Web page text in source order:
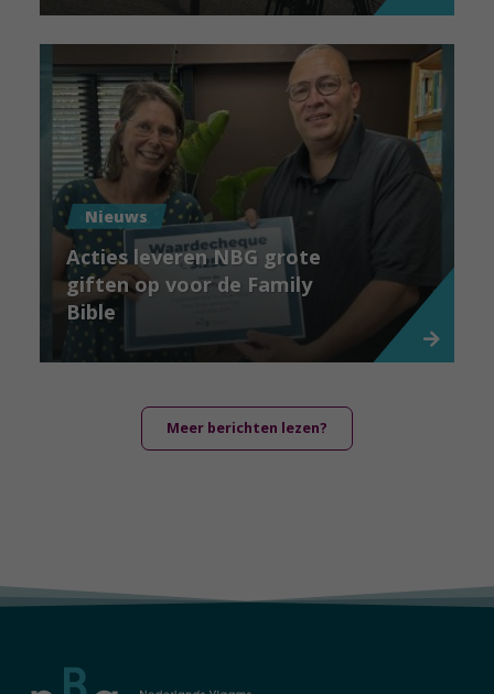
Nieuws
Acties leveren NBG grote
giften op voor de Family
Bible
Meer berichten lezen?